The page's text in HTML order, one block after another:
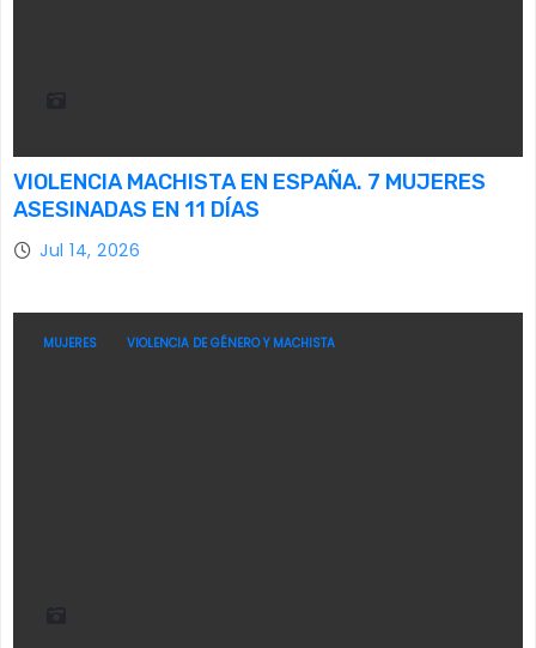
VIOLENCIA MACHISTA EN ESPAÑA. 7 MUJERES
ASESINADAS EN 11 DÍAS
Jul 14, 2026
MUJERES VIOLENCIA DE GÉNERO Y MACHISTA